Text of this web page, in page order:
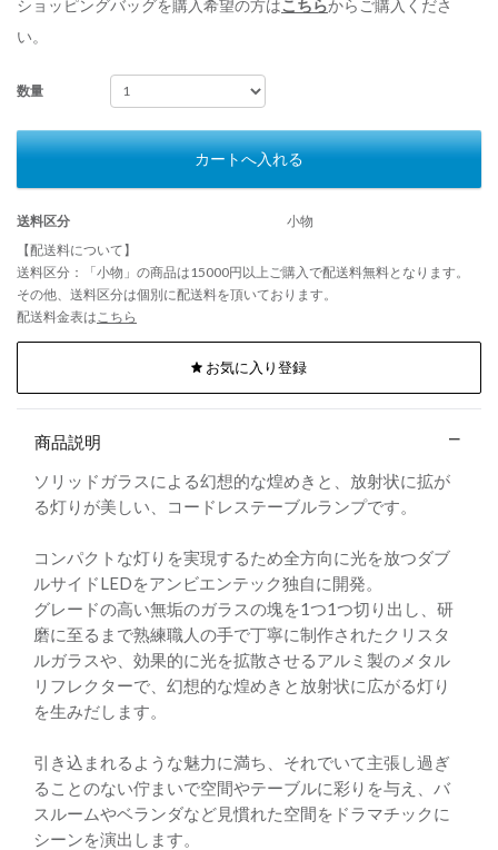
ショッピングバッグを購入希望の方はこちらからご購入くださ
い。
数量
カートへ入れる
送料区分
小物
【配送料について】
送料区分：「小物」の商品は15000円以上ご購入で配送料無料となります。
その他、送料区分は個別に配送料を頂いております。
配送料金表は こちら
お気に入り登録
商品説明
ソリッドガラスによる幻想的な煌めきと、放射状に拡が
る灯りが美しい、コードレステーブルランプです。
コンパクトな灯りを実現するため全方向に光を放つダブ
ルサイドLEDをアンビエンテック独自に開発。
グレードの高い無垢のガラスの塊を1つ1つ切り出し、研
磨に至るまで熟練職人の手で丁寧に制作されたクリスタ
ルガラスや、効果的に光を拡散させるアルミ製のメタル
リフレクターで、幻想的な煌めきと放射状に広がる灯り
を生みだします。
引き込まれるような魅力に満ち、それでいて主張し過ぎ
ることのない佇まいで空間やテーブルに彩りを与え、バ
スルームやベランダなど見慣れた空間をドラマチックに
シーンを演出します。